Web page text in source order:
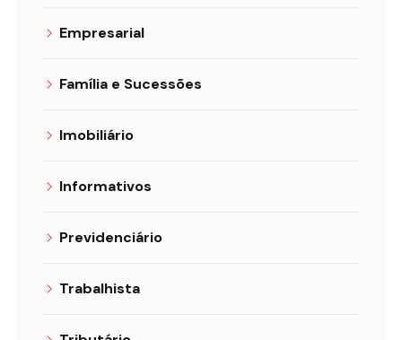
Empresarial
Família e Sucessões
Imobiliário
Informativos
Previdenciário
Trabalhista